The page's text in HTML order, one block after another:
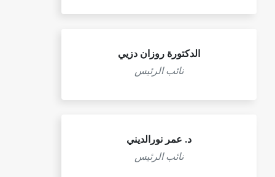
الدكتورة روزان دزيي
نائب الرئيس
د. عمر نورالديني
نائب الرئيس